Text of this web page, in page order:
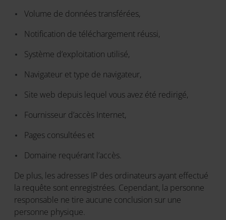
Volume de données transférées,
Notification de téléchargement réussi,
Système d’exploitation utilisé,
Navigateur et type de navigateur,
Site web depuis lequel vous avez été redirigé,
Fournisseur d’accès Internet,
Pages consultées et
Domaine requérant l’accès.
De plus, les adresses IP des ordinateurs ayant effectué
la requête sont enregistrées. Cependant, la personne
responsable ne tire aucune conclusion sur une
personne physique.